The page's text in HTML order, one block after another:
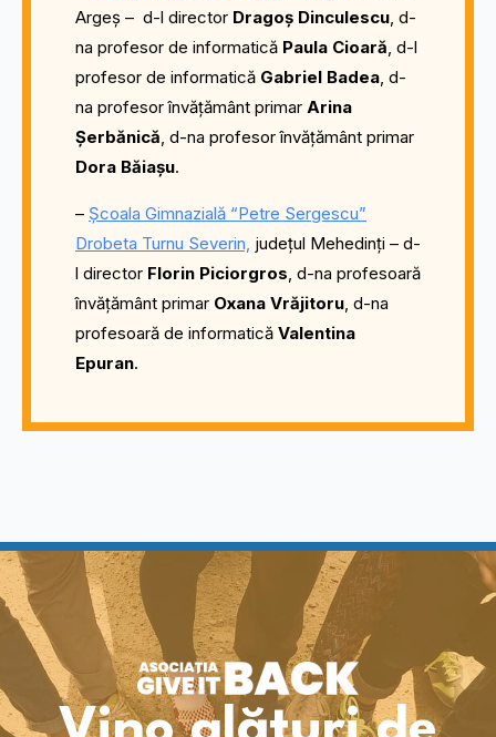
Argeș – d-l director Dragoș Dinculescu, d-
na profesor de informatică Paula Cioară, d-l
profesor de informatică Gabriel Badea, d-
na profesor învățământ primar Arina
Șerbănică, d-na profesor învățământ primar
Dora Băiașu.
– Școala Gimnazială “Petre Sergescu”
Drobeta Turnu Severin, județul Mehedinți – d-
l director Florin Piciorgros, d-na profesoară
învățământ primar Oxana Vrăjitoru, d-na
profesoară de informatică Valentina
Epuran.